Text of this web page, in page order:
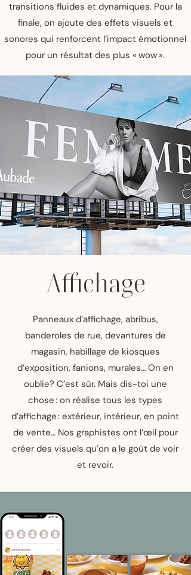
transitions fluides et dynamiques. Pour la
finale, on ajoute des effets visuels et
sonores qui renforcent l’impact émotionnel
pour un résultat des plus « wow ».
Affichage
Panneaux d’affichage, abribus,
banderoles de rue, devantures de
magasin, habillage de kiosques
d’exposition, fanions, murales… On en
oublie? C’est sûr. Mais dis-toi une
chose : on réalise tous les types
d’affichage : extérieur, intérieur, en point
de vente… Nos graphistes ont l’œil pour
créer des visuels qu’on a le goût de voir
et revoir.